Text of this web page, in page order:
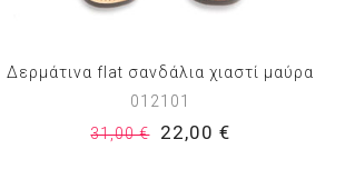
Δερμάτινα flat σανδάλια χιαστί μαύρα
012101
31,00 €
22,00 €